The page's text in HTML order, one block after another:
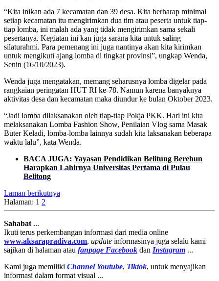
“Kita inikan ada 7 kecamatan dan 39 desa. Kita berharap minimal
setiap kecamatan itu mengirimkan dua tim atau peserta untuk tiap-
tiap lomba, ini malah ada yang tidak mengirimkan sama sekali
pesertanya. Kegiatan ini kan juga sarana kita untuk saling
silaturahmi. Para pemenang ini juga nantinya akan kita kirimkan
untuk mengikuti ajang lomba di tingkat provinsi”, ungkap Wenda,
Senin (16/10/2023).
Wenda juga mengatakan, memang seharusnya lomba digelar pada
rangkaian peringatan HUT RI ke-78. Namun karena banyaknya
aktivitas desa dan kecamatan maka diundur ke bulan Oktober 2023.
“Jadi lomba dilaksanakan oleh tiap-tiap Pokja PKK. Hari ini kita
melaksanakan Lomba Fashion Show, Penilaian Vlog sama Masak
Buter Keladi, lomba-lomba lainnya sudah kita laksanakan beberapa
waktu lalu”, kata Wenda.
BACA JUGA: Yayasan Pendidikan Belitung Berehun
Harapkan Lahirnya Universitas Pertama di Pulau
Belitong
Laman berikutnya
Halaman: 1 2
Sahabat ...
Ikuti terus perkembangan informasi dari media online
www.aksarapradiva.com, update informasinya juga selalu kami
sajikan di halaman atau fanpage Facebook dan Instagram ...
Kami juga memiliki Channel Youtube, Tiktok, untuk menyajikan
informasi dalam format visual ...